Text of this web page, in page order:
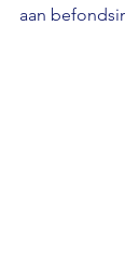
aan